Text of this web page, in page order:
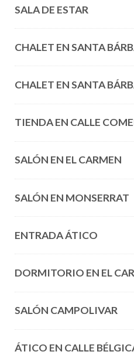
SALA DE ESTAR
CHALET EN SANTA
CHALET EN SANTA
TIENDA EN CALLE
SALÓN EN EL CARMEN
SALÓN EN MONSERRAT
ENTRADA ÁTICO
DORMITORIO EN EL
SALÓN CAMPOLIVAR
ÁTICO EN CALLE